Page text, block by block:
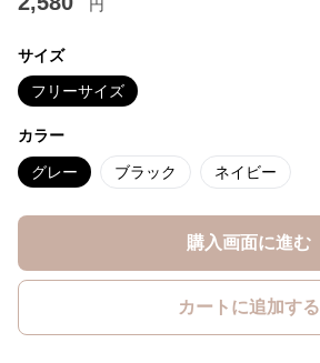
円
サイズ
フリーサイズ
カラー
グレー ブラック ネイビー
購入画面に進む
カートに追加する